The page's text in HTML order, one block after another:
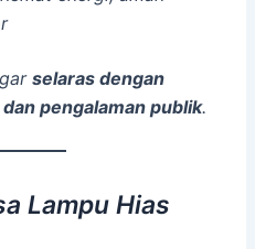
selaras dengan
pengalaman publik.
Lampu Hias